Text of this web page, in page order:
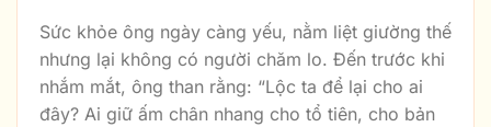
Sức khỏe ông ngày càng yếu, nằm liệt giường thế
nhưng lại không có người chăm lo. Đến trước khi
nhắm mắt, ông than rằng: “Lộc ta để lại cho ai
đây? Ai giữ ấm chân nhang cho tổ tiên, cho bản